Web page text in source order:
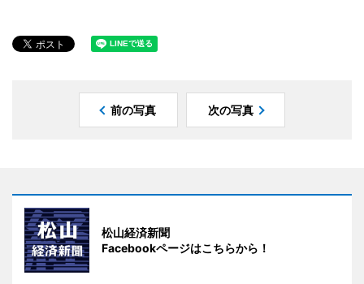
前の写真 次の写真
松山経済新聞
Facebookページはこちらから！